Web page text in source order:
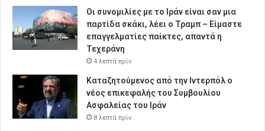
Οι συνομιλίες με το Ιράν είναι σαν μια
παρτίδα σκάκι, λέει ο Τραμπ – Είμαστε
επαγγελματίες παίκτες, απαντά η
Τεχεράνη
4 λεπτά πρίν
Καταζητούμενος από την Ιντερπόλ ο
νέος επικεφαλής του Συμβουλίου
Ασφαλείας του Ιράν
8 λεπτά πρίν